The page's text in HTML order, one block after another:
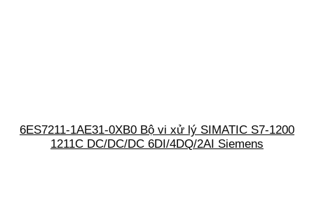
6ES7211-1AE31-0XB0 Bộ vi xử lý SIMATIC S7-1200
1211C DC/DC/DC 6DI/4DQ/2AI Siemens